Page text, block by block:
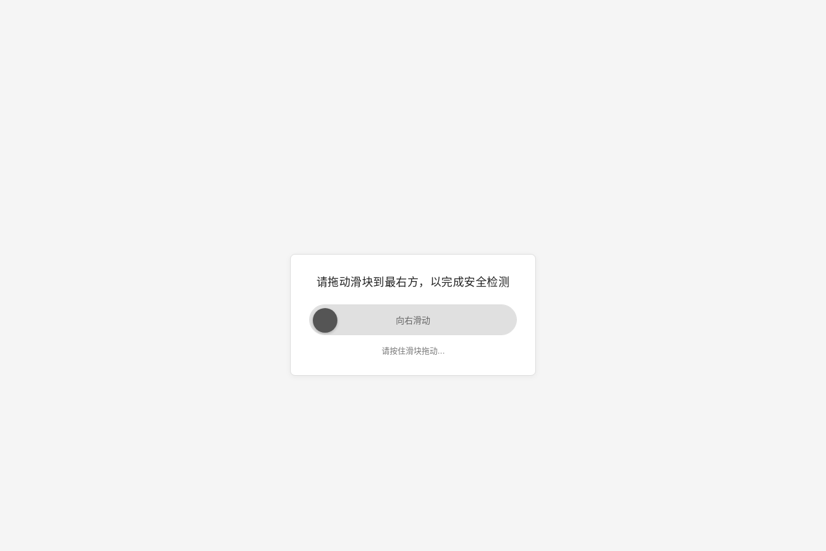
请拖动滑块到最右方，以完成安全检测
向右滑动
请按住滑块拖动...